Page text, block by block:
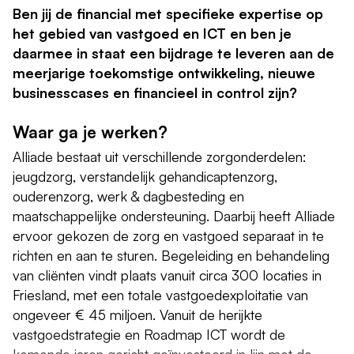
Ben jij de financial met specifieke expertise op
het gebied van vastgoed en ICT en ben je
daarmee in staat een bijdrage te leveren aan de
meerjarige toekomstige ontwikkeling, nieuwe
businesscases en financieel in control zijn?
Waar ga je werken?
Alliade bestaat uit verschillende zorgonderdelen:
jeugdzorg, verstandelijk gehandicaptenzorg,
ouderenzorg, werk & dagbesteding en
maatschappelijke ondersteuning. Daarbij heeft Alliade
ervoor gekozen de zorg en vastgoed separaat in te
richten en aan te sturen. Begeleiding en behandeling
van cliënten vindt plaats vanuit circa 300 locaties in
Friesland, met een totale vastgoedexploitatie van
ongeveer € 45 miljoen. Vanuit de herijkte
vastgoedstrategie en Roadmap ICT wordt de